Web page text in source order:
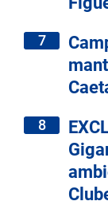
7
8